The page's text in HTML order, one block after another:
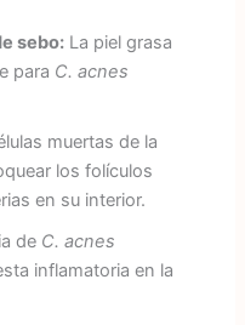
sebo:La piel grasa
para C. acnes
muertas de la
los folículos
en su interior.
de C. acnes
inflamatoria en la